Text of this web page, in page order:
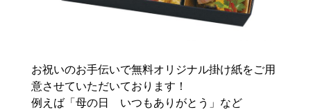
お祝いのお手伝いで無料オリジナル掛け紙をご用
意させていただいております！
例えば「母の日 いつもありがとう」など